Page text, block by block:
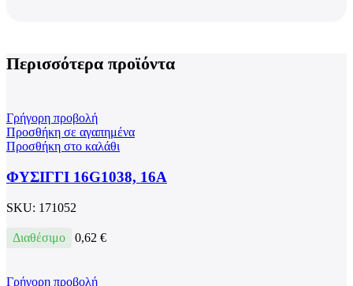
Περισσότερα προϊόντα
Γρήγορη προβολή
Προσθήκη σε αγαπημένα
Προσθήκη στο καλάθι
ΦΥΣΙΓΓΙ 16G1038, 16A
SKU: 171052
Διαθέσιμο 0,62 €
Γρήγορη προβολή